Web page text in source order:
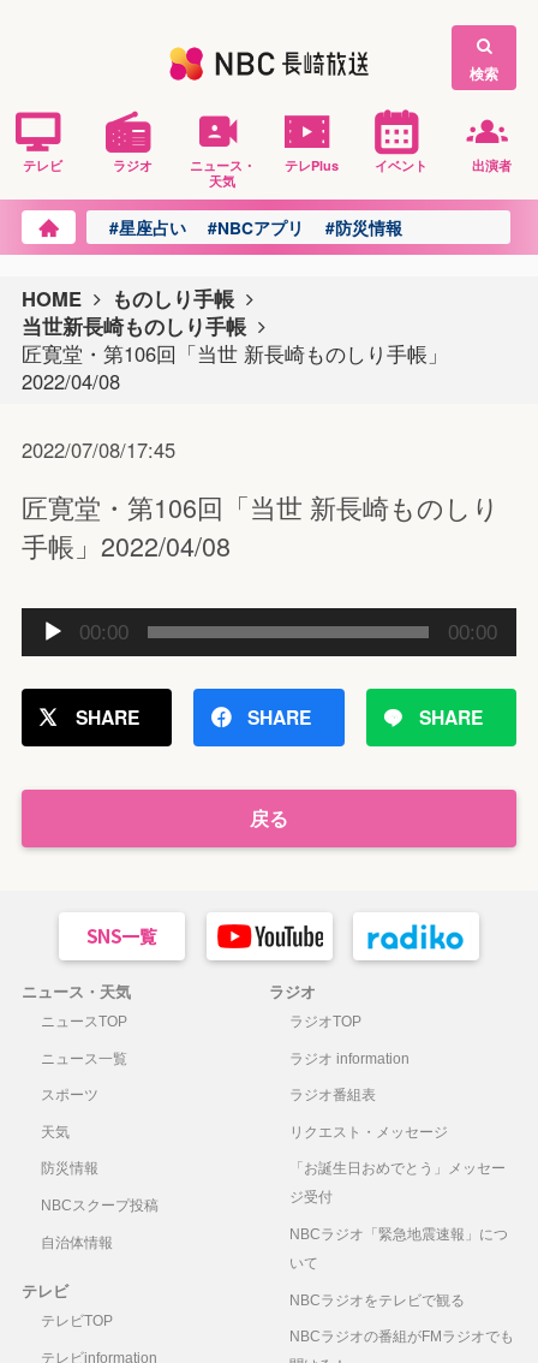
検索
テレビ ラジオ
ニュース・
天気
テレPlus イベント 出演者
#星座占い #NBCアプリ #防災情報
HOME
ものしり手帳
当世新長崎ものしり手帳
匠寛堂・第106回「当世 新長崎ものしり手帳」
2022/04/08
2022/07/08/17:45
匠寛堂・第106回「当世 新長崎ものしり
手帳」2022/04/08
声
レ
ー
ー
00:00 00:00
SHARE SHARE SHARE
戻る
ニュース・天気
ニュースTOP
ニュース一覧
スポーツ
天気
防災情報
NBCスクープ投稿
自治体情報
テレビ
テレビTOP
テレビinformation
ラジオ
ラジオTOP
ラジオ information
ラジオ番組表
リクエスト・メッセージ
「お誕生日おめでとう」メッセー
ジ受付
NBCラジオ「緊急地震速報」につ
いて
NBCラジオをテレビで観る
NBCラジオの番組がFMラジオでも